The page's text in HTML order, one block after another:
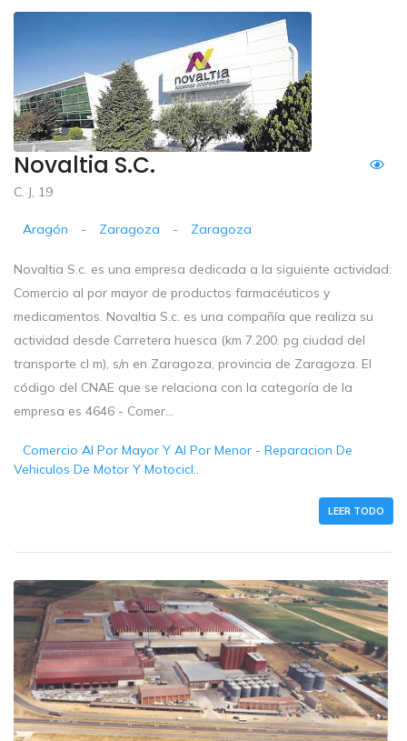
Novaltia S.c.
C. J, 19
Aragón - Zaragoza - Zaragoza
Novaltia S.c. es una empresa dedicada a la siguiente actividad:
Comercio al por mayor de productos farmacéuticos y
medicamentos. Novaltia S.c. es una compañía que realiza su
actividad desde Carretera huesca (km 7.200. pg ciudad del
transporte cl m), s/n en Zaragoza, provincia de Zaragoza. El
código del CNAE que se relaciona con la categoría de la
empresa es 4646 - Comer...
Comercio Al Por Mayor Y Al Por Menor - Reparacion De
Vehiculos De Motor Y Motocicl..
LEER TODO